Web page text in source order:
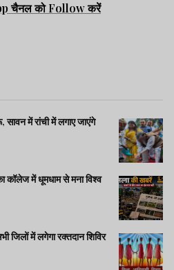
चैनल को Follow करें
में रांची में लगाए जाएंगे
कॉलेज में धूमधाम से मना विश्व
जिलों में लगेगा रक्तदान शिविर